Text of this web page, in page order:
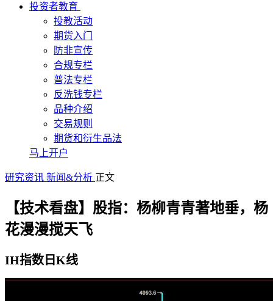
投资者教育
投教活动
期货入门
防非宣传
合规专栏
普法专栏
反洗钱专栏
品种介绍
交易规则
期货和衍生品法
马上开户
研究资讯 新闻&分析 正文
【技术看盘】股指：杨柳青青著地垂，杨
花漫漫搅天飞
IH指数日K线